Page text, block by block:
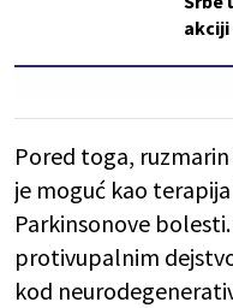
Pored toga,
je moguć kao
Parkinsonove
protivupalnim
kod